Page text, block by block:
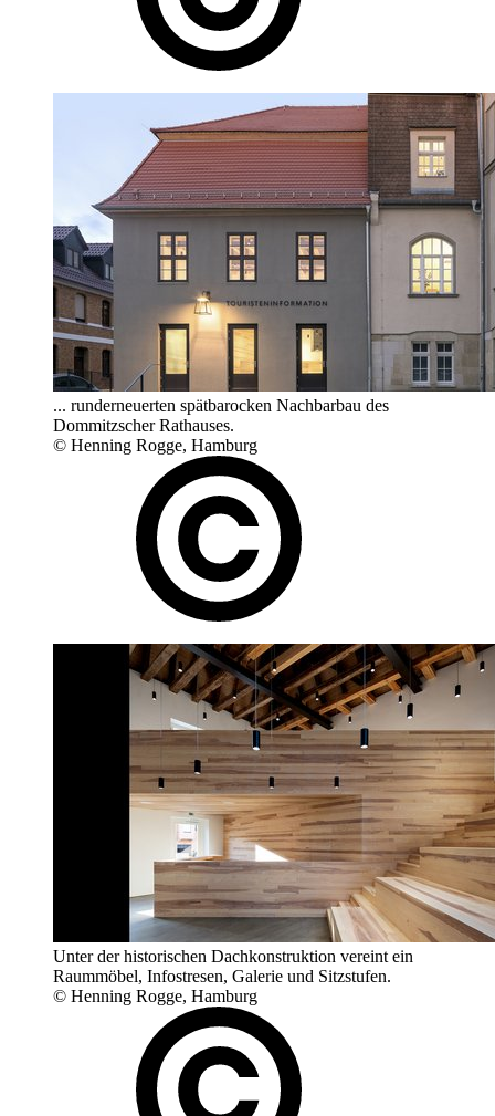
... runderneuerten spätbarocken Nachbarbau des
Dommitzscher Rathauses.
© Henning Rogge, Hamburg
Unter der historischen Dachkonstruktion vereint ein
Raummöbel, Infostresen, Galerie und Sitzstufen.
© Henning Rogge, Hamburg